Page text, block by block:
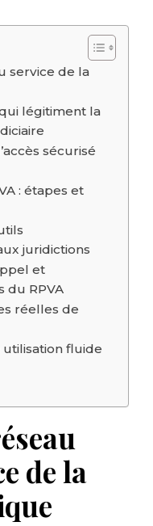
service de la
légitiment la
sécurisé
: étapes et
juridictions
et
du RPVA
réelles de
fluide
de la